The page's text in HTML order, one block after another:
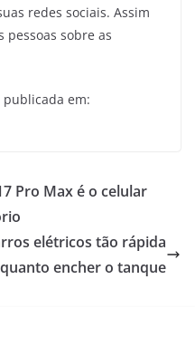
redes sociais. Assim
sobre as
em:
Pro Max é o celular
elétricos tão rápida
quanto encher o tanque